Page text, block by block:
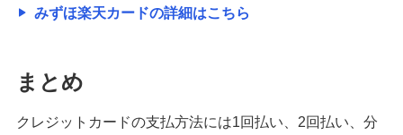
みずほ楽天カードの詳細はこちら
まとめ
クレジットカードの支払方法には1回払い、2回払い、分